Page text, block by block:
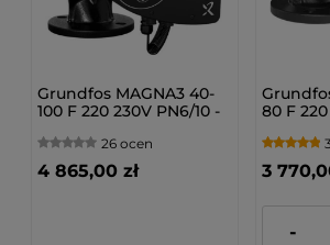
Grundfos MAGNA3 40-
100 F 220 230V PN6/10 -
9792426926 ocen
4 865,00 zł
80 F
3
-